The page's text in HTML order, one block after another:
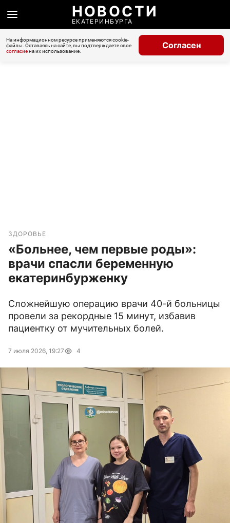
НОВОСТИ
ЕКАТЕРИНБУРГА
На информационном ресурсе применяются cookie-
файлы. Оставаясь на сайте, вы подтверждаете свое
согласиена их использование.
Согласен
ЗДОРОВЬЕ
«Больнее, чем первые роды»:
врачи спасли беременную
екатеринбурженку
Сложнейшую операцию врачи 40-й больницы
провели за рекордные 15 минут, избавив
пациентку от мучительных болей.
7 июля 2026, 19:27 4